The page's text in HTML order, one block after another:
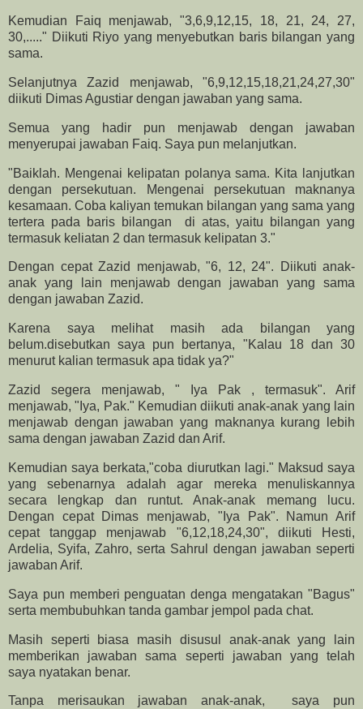
Kemudian Faiq menjawab, "3,6,9,12,15, 18, 21, 24, 27,
30,....." Diikuti Riyo yang menyebutkan baris bilangan yang
sama.
Selanjutnya Zazid menjawab, "6,9,12,15,18,21,24,27,30"
diikuti Dimas Agustiar dengan jawaban yang sama.
Semua yang hadir pun menjawab dengan jawaban
menyerupai jawaban Faiq. Saya pun melanjutkan.
"Baiklah. Mengenai kelipatan polanya sama. Kita lanjutkan
dengan persekutuan. Mengenai persekutuan maknanya
kesamaan. Coba kaliyan temukan bilangan yang sama yang
tertera pada baris bilangan di atas, yaitu bilangan yang
termasuk keliatan 2 dan termasuk kelipatan 3."
Dengan cepat Zazid menjawab, "6, 12, 24". Diikuti anak-
anak yang lain menjawab dengan jawaban yang sama
dengan jawaban Zazid.
Karena saya melihat masih ada bilangan yang
belum.disebutkan saya pun bertanya, "Kalau 18 dan 30
menurut kalian termasuk apa tidak ya?"
Zazid segera menjawab, " Iya Pak , termasuk". Arif
menjawab, "Iya, Pak." Kemudian diikuti anak-anak yang lain
menjawab dengan jawaban yang maknanya kurang lebih
sama dengan jawaban Zazid dan Arif.
Kemudian saya berkata,"coba diurutkan lagi." Maksud saya
yang sebenarnya adalah agar mereka menuliskannya
secara lengkap dan runtut. Anak-anak memang lucu.
Dengan cepat Dimas menjawab, "Iya Pak". Namun Arif
cepat tanggap menjawab "6,12,18,24,30", diikuti Hesti,
Ardelia, Syifa, Zahro, serta Sahrul dengan jawaban seperti
jawaban Arif.
Saya pun memberi penguatan denga mengatakan "Bagus"
serta membubuhkan tanda gambar jempol pada chat.
Masih seperti biasa masih disusul anak-anak yang lain
memberikan jawaban sama seperti jawaban yang telah
saya nyatakan benar.
Tanpa merisaukan jawaban anak-anak, saya pun